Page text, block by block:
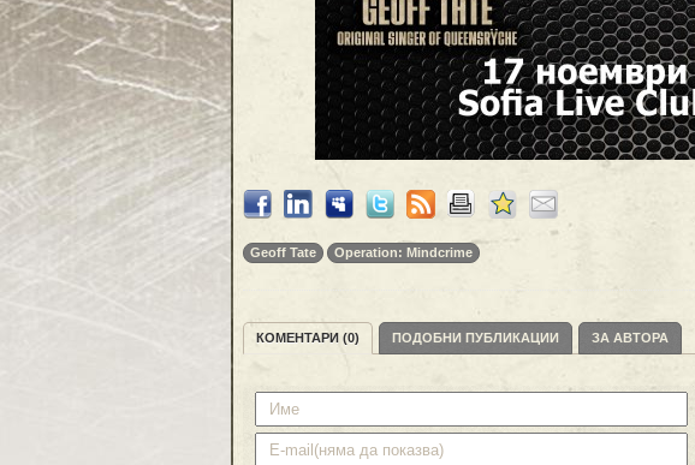
Geoff Tate Operation: Mindcrime
КОМЕНТАРИ (0) ПОДОБНИ ПУБЛИКАЦИИ ЗА АВТОРА